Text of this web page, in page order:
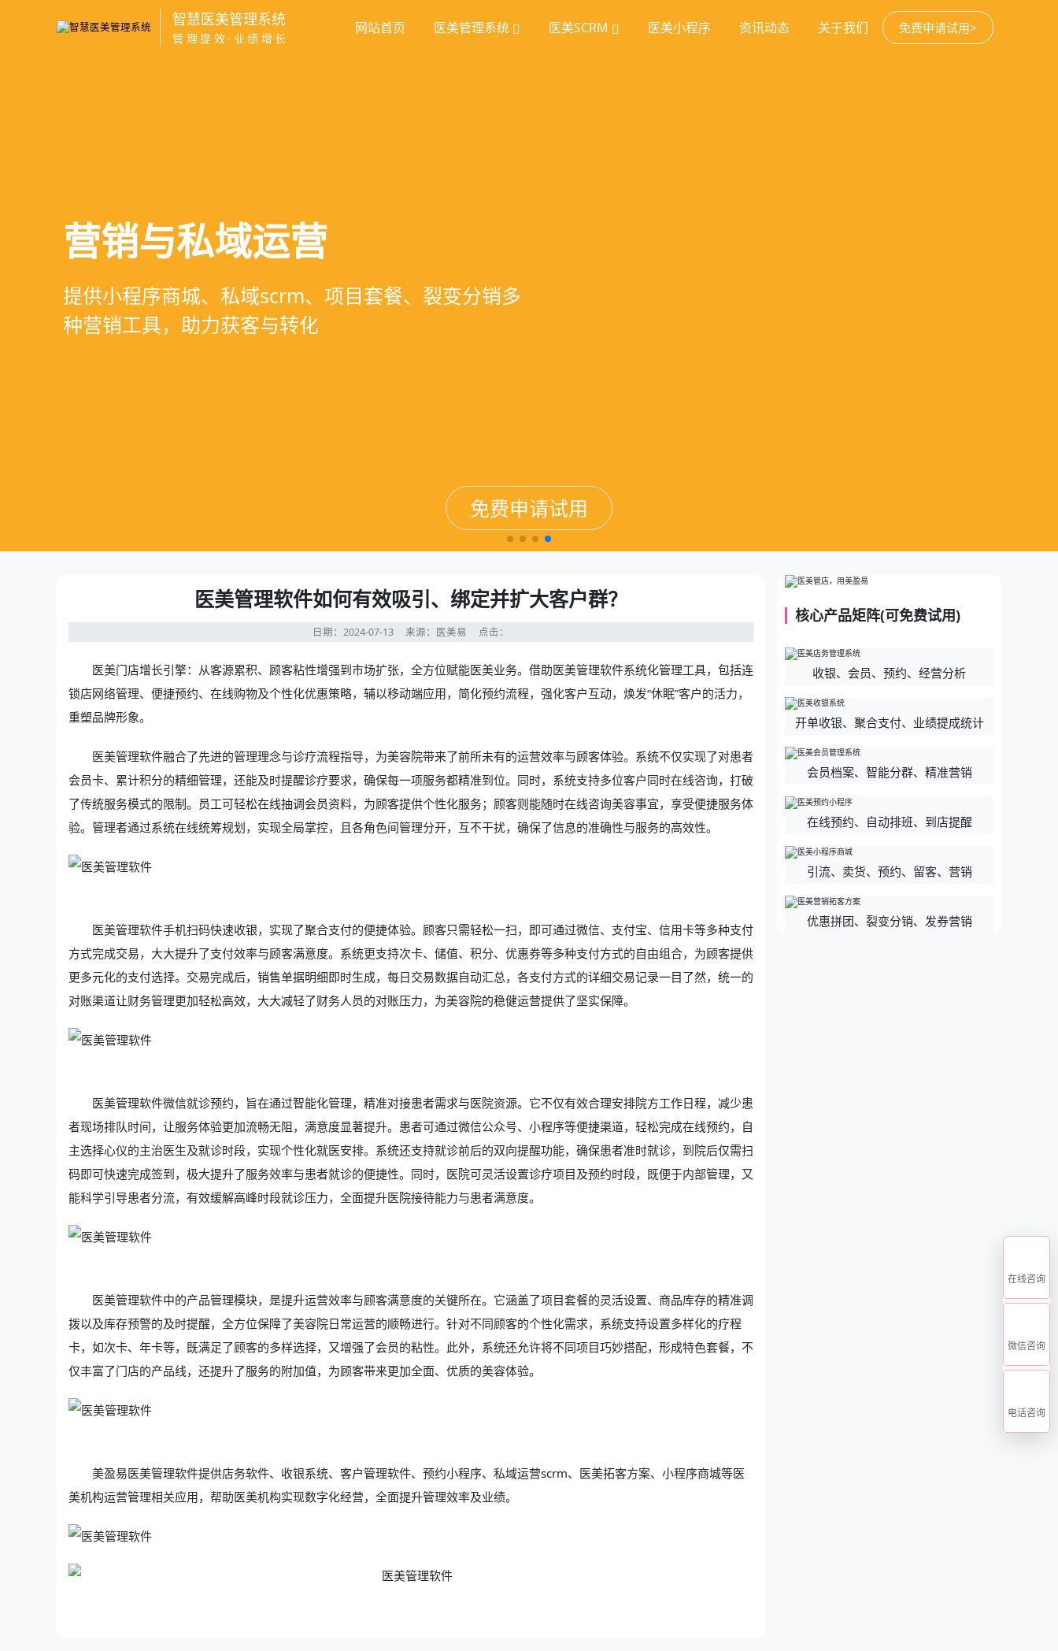
智慧医美管理系统
管理提效·业绩增长
免费申请试用>
网站首页 医美管理系统 医美SCRM 医美小程序 资讯动态 关于我们
医疗资源调度管理
支持电子病历、医生排班、手术室管理、智能预约分
配，科学安排医疗资源
免费申请试用
高净值客户价值挖掘
支持客户分级管理、消费轨迹追踪、个性化方案定
制、实现客户长期价值挖掘
免费申请试用
营销与私域运营
提供小程序商城、私域scrm、项目套餐、裂变分销多
种营销工具，助力获客与转化
免费申请试用
智慧医美管理系统
一站式解决医美机构预约、咨询、手术安排、会员管
理、财务核算全流程管理
免费申请试用
医美管理软件如何有效吸引、绑定并扩大客户群？
日期：2024-07-13 来源：医美易 点击：
医美门店增长引擎：从客源累积、顾客粘性增强到市场扩张，全方位赋能医美业务。借助医美管理软件系统化管理工具，包括连
锁店网络管理、便捷预约、在线购物及个性化优惠策略，辅以移动端应用，简化预约流程，强化客户互动，焕发“休眠”客户的活力，
重塑品牌形象。
医美管理软件融合了先进的管理理念与诊疗流程指导，为美容院带来了前所未有的运营效率与顾客体验。系统不仅实现了对患者
会员卡、累计积分的精细管理，还能及时提醒诊疗要求，确保每一项服务都精准到位。同时，系统支持多位客户同时在线咨询，打破
了传统服务模式的限制。员工可轻松在线抽调会员资料，为顾客提供个性化服务；顾客则能随时在线咨询美容事宜，享受便捷服务体
验。管理者通过系统在线统筹规划，实现全局掌控，且各角色间管理分开，互不干扰，确保了信息的准确性与服务的高效性。
医美管理软件手机扫码快速收银，实现了聚合支付的便捷体验。顾客只需轻松一扫，即可通过微信、支付宝、信用卡等多种支付
方式完成交易，大大提升了支付效率与顾客满意度。系统更支持次卡、储值、积分、优惠券等多种支付方式的自由组合，为顾客提供
更多元化的支付选择。交易完成后，销售单据明细即时生成，每日交易数据自动汇总，各支付方式的详细交易记录一目了然，统一的
对账渠道让财务管理更加轻松高效，大大减轻了财务人员的对账压力，为美容院的稳健运营提供了坚实保障。
医美管理软件微信就诊预约，旨在通过智能化管理，精准对接患者需求与医院资源。它不仅有效合理安排院方工作日程，减少患
者现场排队时间，让服务体验更加流畅无阻，满意度显著提升。患者可通过微信公众号、小程序等便捷渠道，轻松完成在线预约，自
主选择心仪的主治医生及就诊时段，实现个性化就医安排。系统还支持就诊前后的双向提醒功能，确保患者准时就诊，到院后仅需扫
码即可快速完成签到，极大提升了服务效率与患者就诊的便捷性。同时，医院可灵活设置诊疗项目及预约时段，既便于内部管理，又
能科学引导患者分流，有效缓解高峰时段就诊压力，全面提升医院接待能力与患者满意度。
医美管理软件中的产品管理模块，是提升运营效率与顾客满意度的关键所在。它涵盖了项目套餐的灵活设置、商品库存的精准调
拨以及库存预警的及时提醒，全方位保障了美容院日常运营的顺畅进行。针对不同顾客的个性化需求，系统支持设置多样化的疗程
卡，如次卡、年卡等，既满足了顾客的多样选择，又增强了会员的粘性。此外，系统还允许将不同项目巧妙搭配，形成特色套餐，不
仅丰富了门店的产品线，还提升了服务的附加值，为顾客带来更加全面、优质的美容体验。
美盈易医美管理软件提供店务软件、收银系统、客户管理软件、预约小程序、私域运营scrm、医美拓客方案、小程序商城等医
美机构运营管理相关应用，帮助医美机构实现数字化经营，全面提升管理效率及业绩。
核心产品矩阵(可免费试用)
收银、会员、预约、经营分析
开单收银、聚合支付、业绩提成统计
会员档案、智能分群、精准营销
在线预约、自动排班、到店提醒
引流、卖货、预约、留客、营销
优惠拼团、裂变分销、发券营销
在线咨询
微信咨询
电话咨询